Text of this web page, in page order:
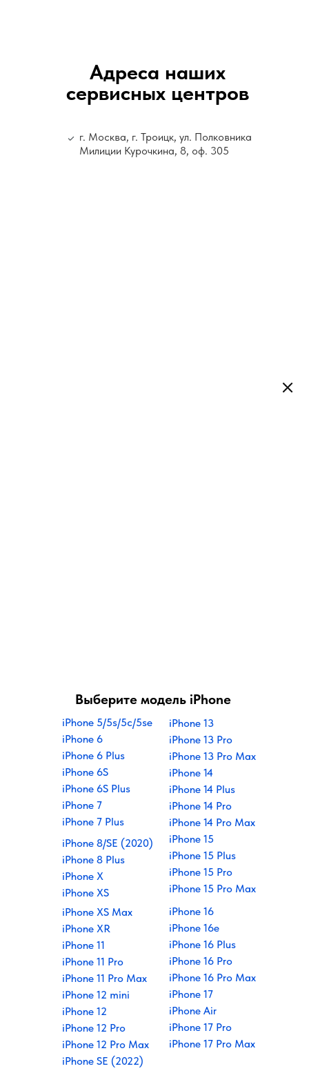
Адреса наших
сервисных центров
г. Москва, г. Троицк, ул. Полковника
Милиции Курочкина, 8, оф. 305
Выберите модель iPhone
iPhone 5/5s/5c/5se
iPhone 6
iPhone 6 Plus
iPhone 6S
iPhone 6S Plus
iPhone 7
iPhone 7 Plus
iPhone 8/SE (2020)
iPhone 8 Plus
iPhone X
iPhone XS
iPhone 13
iPhone 13 Pro
iPhone 13 Pro Max
iPhone 14
iPhone 14 Plus
iPhone 14 Pro
iPhone 14 Pro Max
iPhone 15
iPhone 15 Plus
iPhone 15 Pro
iPhone 15 Pro Max
iPhone 16
iPhone 16e
iPhone 16 Plus
iPhone 16 Pro
iPhone 16 Pro Max
iPhone 17
iPhone Air
iPhone 17 Pro
iPhone 17 Pro Max
iPhone XS Max
iPhone XR
iPhone 11
iPhone 11 Pro
iPhone 11 Pro Max
iPhone 12 mini
iPhone 12
iPhone 12 Pro
iPhone 12 Pro Max
iPhone SE (2022)